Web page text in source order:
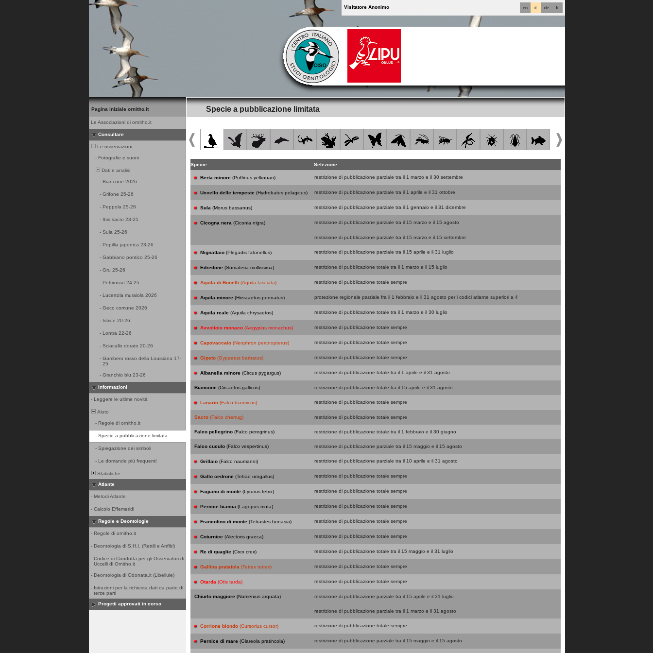
fr
de
it
en
Visitatore Anonimo
Pagina iniziale ornitho.it
Le Associazioni di ornitho.it
Consultare
Le osservazioni
- Fotografie e suoni
Dati e analisi
- Biancone 2026
- Grifone 25-26
- Peppola 25-26
- Ibis sacro 23-25
- Sula 25-26
- Popillia japonica 23-26
- Gabbiano pontico 25-26
- Gru 25-26
- Pettirosso 24-25
- Lucertola muraiola 2026
- Geco comune 2026
- Istrice 20-26
- Lontra 22-26
- Sciacallo dorato 20-26
- Gambero rosso della Louisiana 17-
25
- Granchio blu 23-26
Informazioni
- Leggere le ultime novità
Aiuto
- Regole di ornitho.it
- Specie a pubblicazione limitata
- Spiegazione dei simboli
- Le domande più frequenti
Statistiche
Atlante
- Metodi Atlante
- Calcolo Effemeridi
Regole e Deontologie
- Regole di ornitho.it
- Deontologia di S.H.I. (Rettili e Anfibi)
- Codice di Condotta per gli Osservatori di
Uccelli di Ornitho.it
- Deontologia di Odonata.it (Libellule)
- Istruzioni per la richiesta dati da parte di
terze parti
Progetti approvati in corso
Specie a pubblicazione limitata
Specie Selezione
Berta minore (Puffinus yelkouan) restrizione di pubblicazione parziale tra il 1 marzo e il 30 settembre
Uccello delle tempeste (Hydrobates pelagicus) restrizione di pubblicazione parziale tra il 1 aprile e il 31 ottobre
Sula (Morus bassanus) restrizione di pubblicazione parziale tra il 1 gennaio e il 31 dicembre
Cicogna nera (Ciconia nigra) restrizione di pubblicazione parziale tra il 15 marzo e il 15 agosto
restrizione di pubblicazione parziale tra il 15 marzo e il 15 settembre
Mignattaio (Plegadis falcinellus) restrizione di pubblicazione parziale tra il 15 aprile e il 31 luglio
Edredone (Somateria mollissima) restrizione di pubblicazione totale tra il 1 marzo e il 15 luglio
Aquila di Bonelli (Aquila fasciata) restrizione di pubblicazione totale sempre
Aquila minore (Hieraaetus pennatus) protezione regionale parziale fra il 1 febbraio e il 31 agosto per i codici atlante superiori a 4
Aquila reale (Aquila chrysaetos) restrizione di pubblicazione totale tra il 1 marzo e il 30 luglio
Avvoltoio monaco (Aegypius monachus) restrizione di pubblicazione totale sempre
Capovaccaio (Neophron percnopterus) restrizione di pubblicazione totale sempre
Gipeto (Gypaetus barbatus) restrizione di pubblicazione totale sempre
Albanella minore (Circus pygargus) restrizione di pubblicazione totale tra il 1 aprile e il 31 agosto
Biancone (Circaetus gallicus) restrizione di pubblicazione totale tra il 15 aprile e il 31 agosto
Lanario (Falco biarmicus) restrizione di pubblicazione totale sempre
Sacro (Falco cherrug) restrizione di pubblicazione totale sempre
Falco pellegrino (Falco peregrinus) restrizione di pubblicazione totale tra il 1 febbraio e il 30 giugno
Falco cuculo (Falco vespertinus) restrizione di pubblicazione parziale tra il 15 maggio e il 15 agosto
Grillaio (Falco naumanni) restrizione di pubblicazione parziale tra il 10 aprile e il 31 agosto
Gallo cedrone (Tetrao urogallus) restrizione di pubblicazione totale sempre
Fagiano di monte (Lyrurus tetrix) restrizione di pubblicazione totale sempre
Pernice bianca (Lagopus muta) restrizione di pubblicazione totale sempre
Francolino di monte (Tetrastes bonasia) restrizione di pubblicazione totale sempre
Coturnice (Alectoris graeca) restrizione di pubblicazione totale sempre
Re di quaglie (Crex crex) restrizione di pubblicazione totale tra il 15 maggio e il 31 luglio
Gallina prataiola (Tetrax tetrax) restrizione di pubblicazione totale sempre
Otarda (Otis tarda) restrizione di pubblicazione totale sempre
Chiurlo maggiore (Numenius arquata) restrizione di pubblicazione parziale tra il 15 aprile e il 31 luglio
restrizione di pubblicazione parziale tra il 1 marzo e il 31 agosto
Corrione biondo (Cursorius cursor) restrizione di pubblicazione totale sempre
Pernice di mare (Glareola pratincola) restrizione di pubblicazione parziale tra il 15 maggio e il 15 agosto